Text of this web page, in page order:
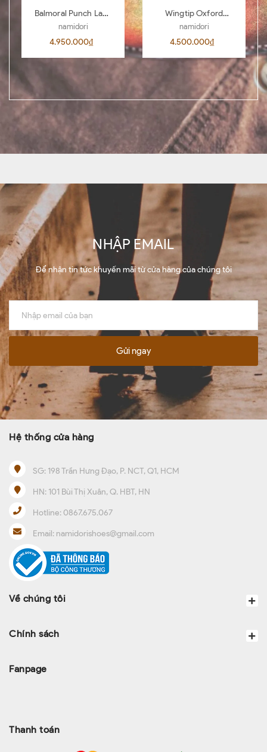
Balmoral Punch Lace
Boots BL04
namidori
4.950.000₫
Wingtip Oxford
AL00 D.Brown 442
namidori
4.500.000₫
NHẬP EMAIL
Để nhận tin tức khuyến mãi từ cửa hàng của chúng tôi
Gửi ngay
Hệ thống cửa hàng
SG: 198 Trần Hưng Đạo, P. NCT, Q1, HCM
HN: 101 Bùi Thị Xuân, Q. HBT, HN
Hotline:0867.675.067
Email: namidorishoes@gmail.com
Về chúng tôi
Chính sách
Fanpage
Thanh toán